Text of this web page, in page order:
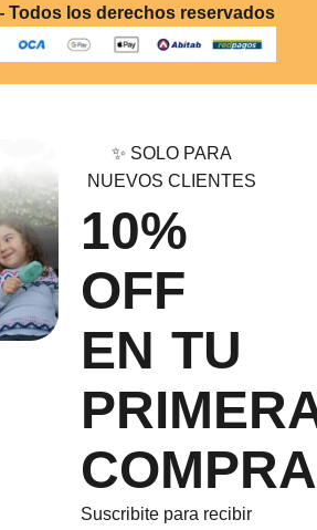
Todos los derechos reservados
✨ SOLO PARA
NUEVOS CLIENTES
10%
OFF
EN TU
COMPRA
Suscribite para recibir